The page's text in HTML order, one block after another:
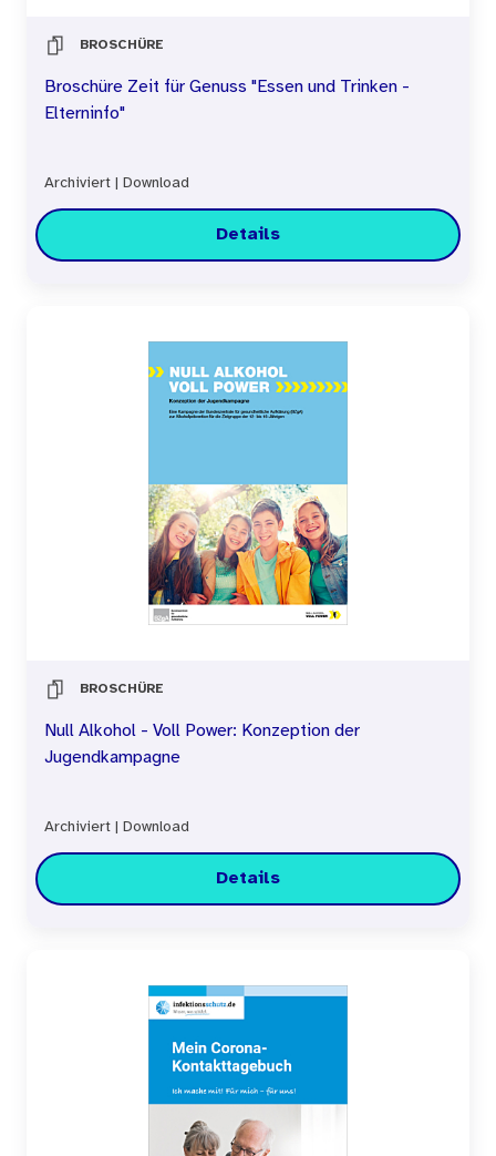
BROSCHÜRE
Broschüre Zeit für Genuss "Essen und Trinken -
Elterninfo"
Archiviert Download
Details
BROSCHÜRE
Null Alkohol - Voll Power: Konzeption der
Jugendkampagne
Archiviert Download
Details